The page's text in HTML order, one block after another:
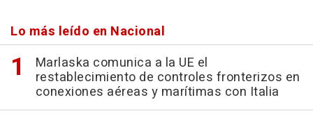
Lo más leído en Nacional
Marlaska comunica a la UE el
restablecimiento de controles fronterizos en
conexiones aéreas y marítimas con Italia